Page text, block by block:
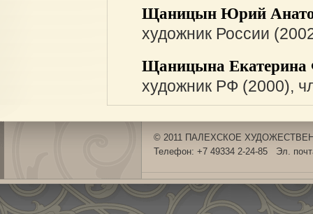
Щаницын Юрий
художник России
Щаницына Екатерина
художник РФ (2000),
© 2011 ПАЛЕХСКОЕ
Телефон: +7 49334 2-24-85 Эл.